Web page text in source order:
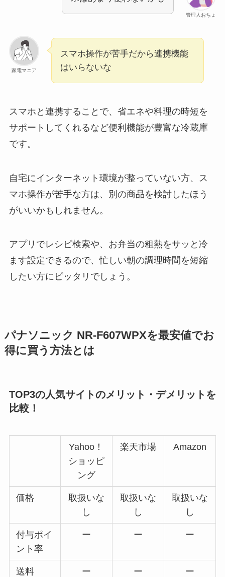
管理人おちょ
家電マニア
スマホ操作が苦手だから連携機能
はいらないな
スマホと連携することで、省エネや料理の時短を
サポートしてくれるなど便利機能が豊富な冷蔵庫
です。
自宅にインターネット環境が整っていない方、ス
マホ操作が苦手な方は、別の商品を検討したほう
がいいかもしれません。
アプリでレシピ検索や、お弁当の粗熱をサッと冷
ます設定できるので、忙しい朝の調理時間を短縮
したい方にピッタリでしょう。
パナソニック NR-F607WPXを最安値でお
得に買う方法とは
TOP3の人気サイトのメリット・デメリットを
比較！
Yahoo！
ショッピ
ング
楽天市場 Amazon
価格
取扱いな
し
取扱いな
し
取扱いな
し
付与ポイ
ント率
ー ー ー
送料 ー ー ー